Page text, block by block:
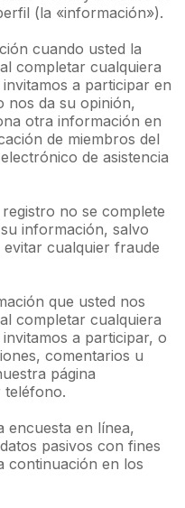
(la «información»).
cuando usted la
completar cualquiera
a participar en
nos da su opinión,
otra información en
de miembros del
de asistencia
no se complete
información, salvo
cualquier fraude
que usted nos
completar cualquiera
a participar, o
comentarios u
página
teléfono.
encuesta en línea,
pasivos con fines
continuación en los